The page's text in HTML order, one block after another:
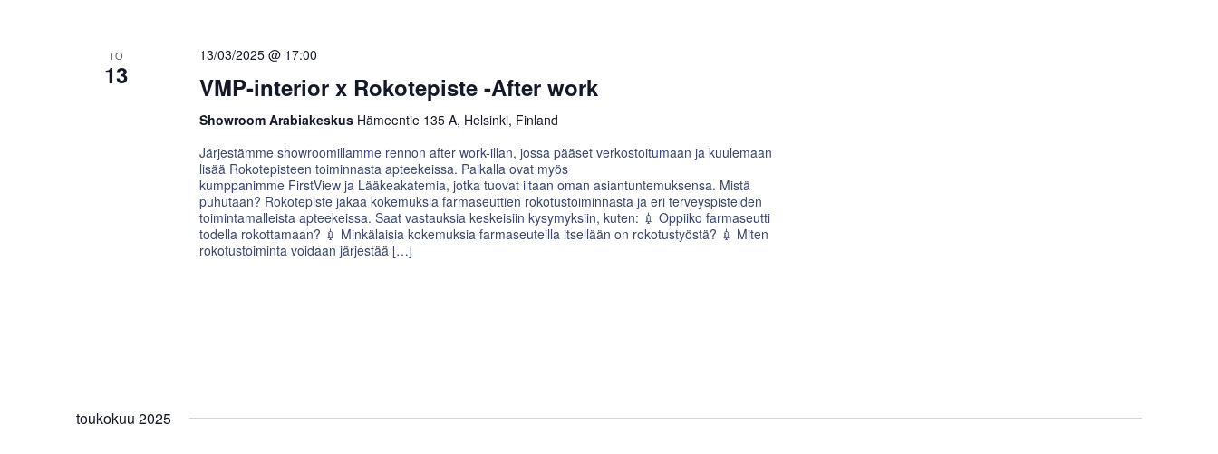
TO
13
13/03/2025 @ 17:00
VMP-interior x Rokotepiste -After work
Showroom Arabiakeskus Hämeentie 135 A, Helsinki, Finland
Järjestämme showroomillamme rennon after work-illan, jossa pääset verkostoitumaan ja kuulemaan
lisää Rokotepisteen toiminnasta apteekeissa. Paikalla ovat myös
kumppanimme FirstView ja Lääkeakatemia, jotka tuovat iltaan oman asiantuntemuksensa. Mistä
puhutaan? Rokotepiste jakaa kokemuksia farmaseuttien rokotustoiminnasta ja eri terveyspisteiden
toimintamalleista apteekeissa. Saat vastauksia keskeisiin kysymyksiin, kuten: 💉 Oppiiko farmaseutti
todella rokottamaan? 💉 Minkälaisia kokemuksia farmaseuteilla itsellään on rokotustyöstä? 💉 Miten
rokotustoiminta voidaan järjestää […]
toukokuu 2025